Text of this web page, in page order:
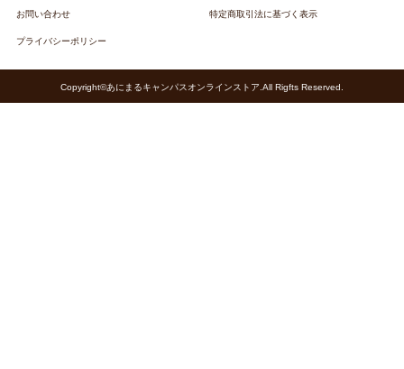
お問い合わせ 特定商取引法に基づく表示
プライバシーポリシー
Copyright©あにまるキャンパスオンラインストア.All Rigfts Reserved.